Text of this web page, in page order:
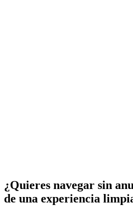
¿Quieres navegar sin
de una experiencia